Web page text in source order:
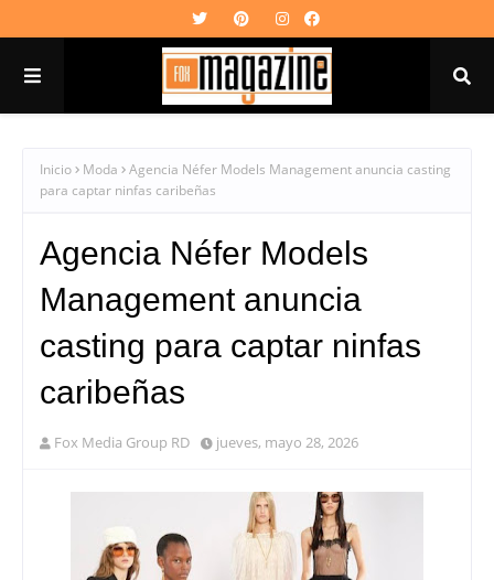
Inicio Moda
Agencia Néfer Models Management anuncia casting
para captar ninfas caribeñas
Agencia Néfer Models
Management anuncia
casting para captar ninfas
caribeñas
Fox Media Group RD jueves, mayo 28, 2026